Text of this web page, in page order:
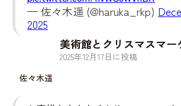
— 佐々木遥 (@haruka_rkp)
2025
佐々木遥
美術館とクリスマスマー
2025年12月 17日に投稿